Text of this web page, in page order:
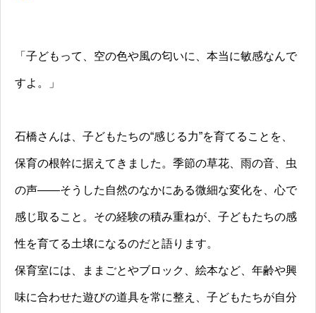
「子どもって、空の色や風の匂いに、本当に敏感なんで
すよ。」
石橋さんは、子どもたちの“感じる力”を育てることを、
保育の根幹に据えてきました。季節の草花、雨の音、虫
の声――そうした自然のなかにある微細な変化を、心で
感じ取ること。その経験の積み重ねが、子どもたちの感
性を育てる土壌になるのだと語ります。
保育室には、ままごとやブロック、絵本など、年齢や興
味に合わせた遊びの道具を常に整え、子どもたちが自分